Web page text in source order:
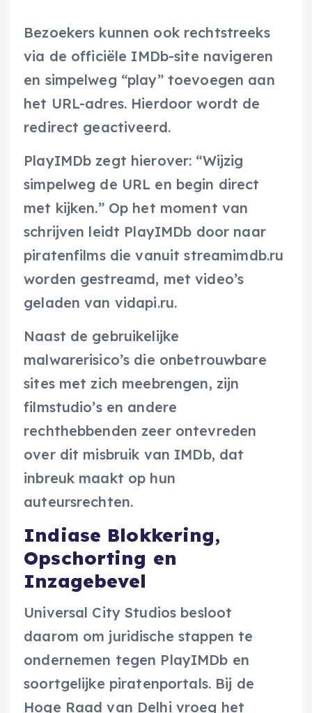
Bezoekers kunnen ook rechtstreeks
via de officiële IMDb-site navigeren
en simpelweg “play” toevoegen aan
het URL-adres. Hierdoor wordt de
redirect geactiveerd.
PlayIMDb zegt hierover: “Wijzig
simpelweg de URL en begin direct
met kijken.” Op het moment van
schrijven leidt PlayIMDb door naar
piratenfilms die vanuit streamimdb.ru
worden gestreamd, met video’s
geladen van vidapi.ru.
Naast de gebruikelijke
malwarerisico’s die onbetrouwbare
sites met zich meebrengen, zijn
filmstudio’s en andere
rechthebbenden zeer ontevreden
over dit misbruik van IMDb, dat
inbreuk maakt op hun
auteursrechten.
Indiase Blokkering,
Opschorting en
Inzagebevel
Universal City Studios besloot
daarom om juridische stappen te
ondernemen tegen PlayIMDb en
soortgelijke piratenportals. Bij de
Hoge Raad van Delhi vroeg het